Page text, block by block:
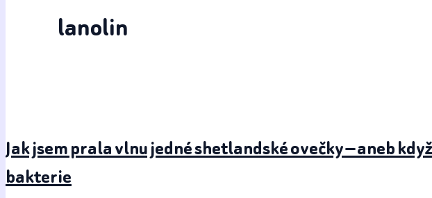
lanolin
Jak jsem prala vlnu jedné shetlandské ovečky — aneb
bakterie